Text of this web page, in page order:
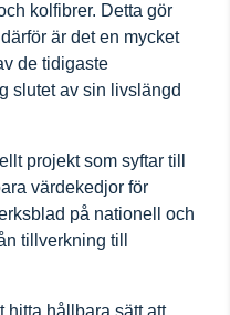
kolfibrer. Detta gör
är det en mycket
de tidigaste
slutet av sin livslängd
projekt som syftar till
värdekedjor för
på nationell och
tillverkning till
hitta hållbara sätt att